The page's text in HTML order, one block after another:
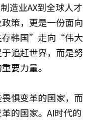
造业AX到全球人才
策，更是一份面向
存韩国”走向“伟大
追赶世界，而是努
要力量。
惧变革的国家，而
的国家。AI时代的